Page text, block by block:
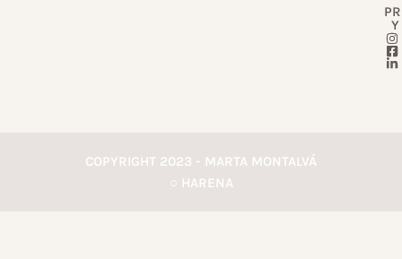
Y
COPYRIGHT 2023 - MARTA MONTALVÁ
○ HARENA